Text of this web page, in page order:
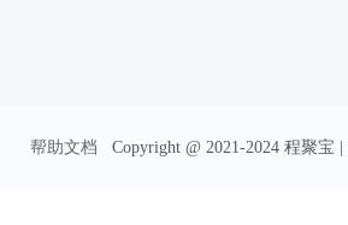
帮助文档 Copyright @ 2021-2024 程聚宝 |